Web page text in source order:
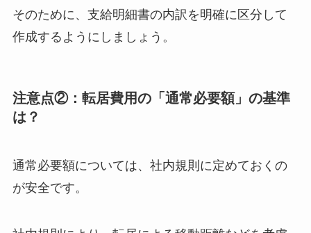
そのために、 支給明細書の内訳を明確に区分して
作成するようにしましょう。
注意点②：転居費用の「通常必要額」の基準
は？
通常必要額については、社内規則に定めておくの
が安全です。